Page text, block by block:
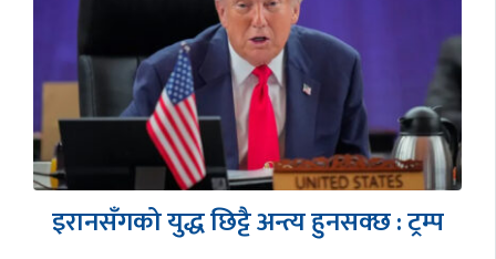
इरानसँगको युद्ध छिट्टै अन्त्य हुनसक्छ : ट्रम्प